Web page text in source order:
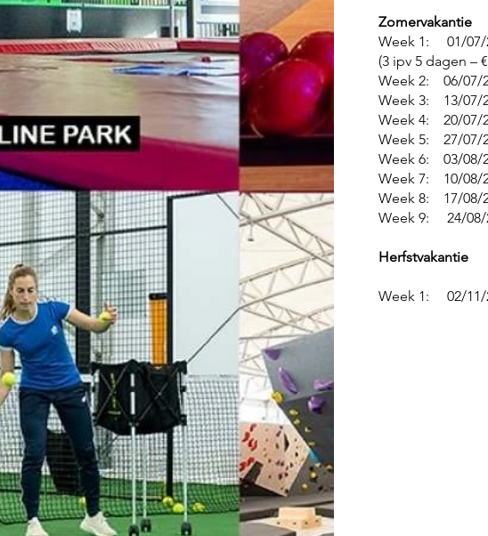
Zomervakantie
Week 1: 01/07/
(3 ipv 5 dagen –
Week 2: 06/07/
Week 3: 13/07/
Week 4: 20/07/
Week 5: 27/07/
Week 6: 03/08/
Week 7: 10/08/
Week 8: 17/08/
Week 9: 24/08/
Herfstvakantie
Week 1: 02/11/